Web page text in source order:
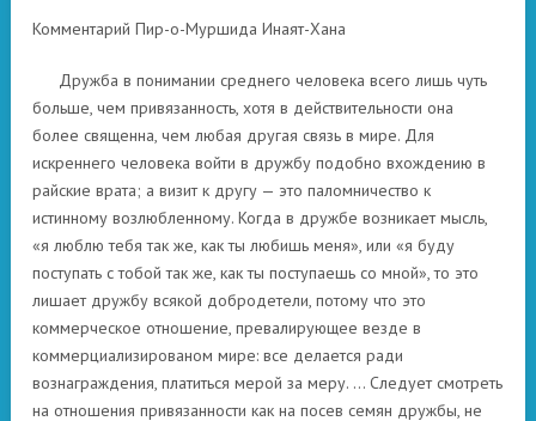
Комментарий Пир-о-Муршида Инаят-Хана
Дружба в понимании среднего человека всего лишь чуть
больше, чем привязанность, хотя в действительности она
более священна, чем любая другая связь в мире. Для
искреннего человека войти в дружбу подобно вхождению в
райские врата; а визит к другу — это паломничество к
истинному возлюбленному. Когда в дружбе возникает мысль,
«я люблю тебя так же, как ты любишь меня», или «я буду
поступать с тобой так же, как ты поступаешь со мной», то это
лишает дружбу всякой добродетели, потому что это
коммерческое отношение, превалирующее везде в
коммерциализированом мире: все делается ради
вознаграждения, платиться мерой за меру. … Следует смотреть
на отношения привязанности как на посев семян дружбы, не